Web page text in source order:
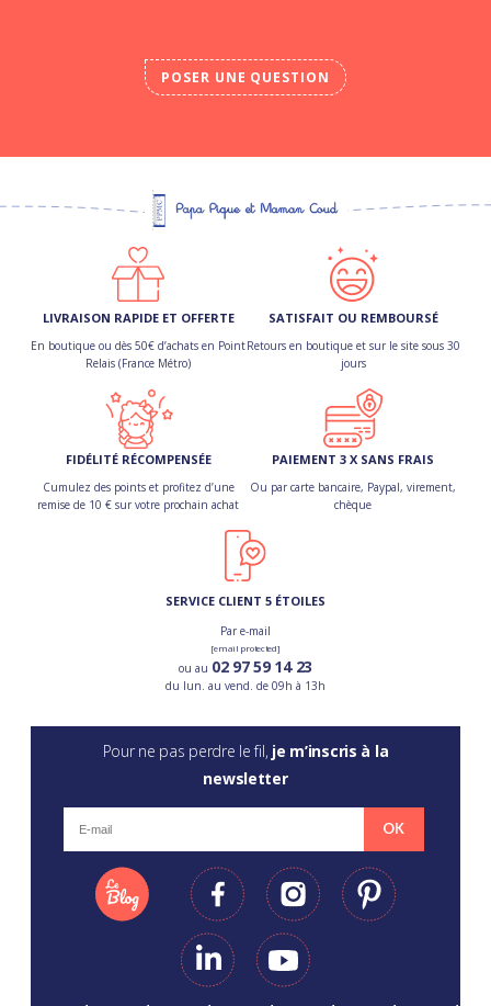
POSER UNE QUESTION
LIVRAISON RAPIDE ET OFFERTE
En boutique ou dès 50€ d’achats en Point
Relais (France Métro)
SATISFAIT OU REMBOURSÉ
Retours en boutique et sur le site sous 30
jours
FIDÉLITÉ RÉCOMPENSÉE
Cumulez des points et profitez d’une
remise de 10 € sur votre prochain achat
PAIEMENT 3 X SANS FRAIS
Ou par carte bancaire, Paypal, virement,
chèque
SERVICE CLIENT 5 ÉTOILES
Par e-mail
[email protected]
ou au 02 97 59 14 23
du lun. au vend. de 09h à 13h
Pour ne pas perdre le fil, je m’inscris à la
newsletter
OK